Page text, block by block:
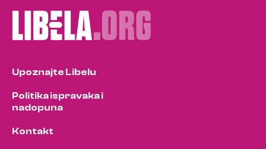
Upoznajte Libelu
Politika ispravaka i
nadopuna
Kontakt